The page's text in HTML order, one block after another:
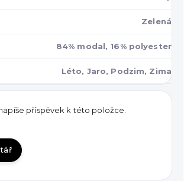
Zelená
84% modal, 16% polyester
Léto, Jaro, Podzim, Zima
příspěvek k této položce.